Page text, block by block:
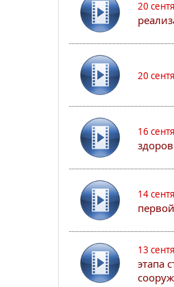
20
20
16
14
13
этапа